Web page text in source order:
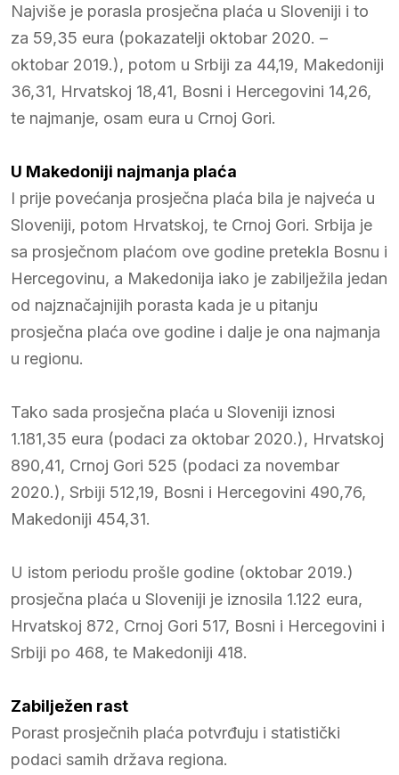
Najviše je porasla prosječna plaća u Sloveniji i to
za 59,35 eura (pokazatelji oktobar 2020. –
oktobar 2019.), potom u Srbiji za 44,19, Makedoniji
36,31, Hrvatskoj 18,41, Bosni i Hercegovini 14,26,
te najmanje, osam eura u Crnoj Gori.
U Makedoniji najmanja plaća
I prije povećanja prosječna plaća bila je najveća u
Sloveniji, potom Hrvatskoj, te Crnoj Gori. Srbija je
sa prosječnom plaćom ove godine pretekla Bosnu i
Hercegovinu, a Makedonija iako je zabilježila jedan
od najznačajnijih porasta kada je u pitanju
prosječna plaća ove godine i dalje je ona najmanja
u regionu.
Tako sada prosječna plaća u Sloveniji iznosi
1.181,35 eura (podaci za oktobar 2020.), Hrvatskoj
890,41, Crnoj Gori 525 (podaci za novembar
2020.), Srbiji 512,19, Bosni i Hercegovini 490,76,
Makedoniji 454,31.
U istom periodu prošle godine (oktobar 2019.)
prosječna plaća u Sloveniji je iznosila 1.122 eura,
Hrvatskoj 872, Crnoj Gori 517, Bosni i Hercegovini i
Srbiji po 468, te Makedoniji 418.
Zabilježen rast
Porast prosječnih plaća potvrđuju i statistički
podaci samih država regiona.